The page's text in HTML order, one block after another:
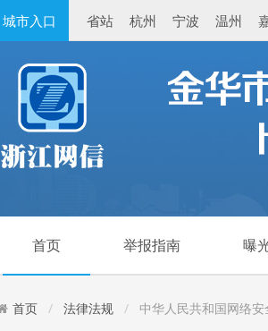
城市入口 省站 杭州 宁波 温州
首页 举报指南 曝
首页 法律法规 中华人民共和国网络安